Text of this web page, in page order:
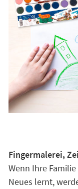
Fingermalerei,
Wenn Ihre
Neues lernt,